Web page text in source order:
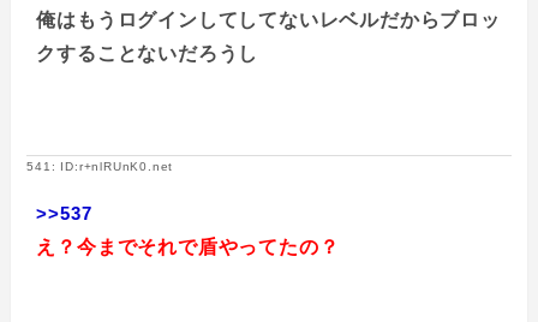
俺はもうログインしてしてないレベルだからブロッ
クすることないだろうし
541: ID:r+nlRUnK0.net
>>537
え？今までそれで盾やってたの？